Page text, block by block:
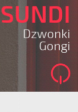
SUNDI
Dzwonki
Gongi